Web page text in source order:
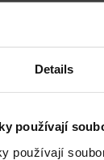
Details
používají
používají